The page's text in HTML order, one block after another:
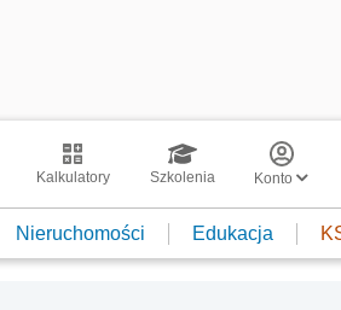
Kalkulatory Szkolenia Konto
Nieruchomości Edukacja